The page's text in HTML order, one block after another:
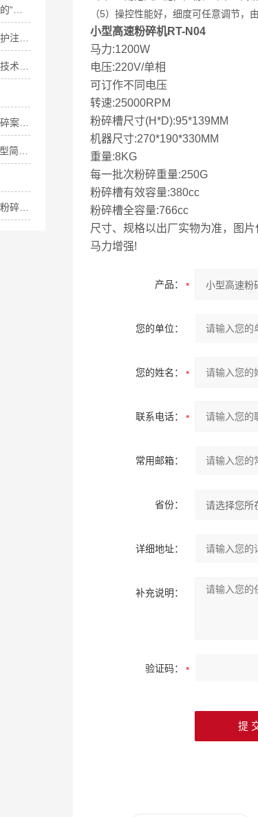
（5）操控性能好，细度可任意调节，
小型高速粉碎机RT-N04
马力:1200W
电压:220V/单相
可订作不同电压
转速:25000RPM
粉碎槽尺寸(H*D):95*139MM
机器尺寸:270*190*330MM
重量:8KG
每一批次粉碎重量:250G
粉碎槽有效容量:380cc
粉碎槽全容量:766cc
尺寸、规格以出厂实物为准，图片
马力增强!
产品：
您的单位：
您的姓名：
联系电话：
常用邮箱：
省份：
详细地址：
补充说明：
验证码：
振动式低温超微粉碎机丹参粉碎案例分析
跟大家来学习一下超珍珠超微粉碎机有什么优点呢？